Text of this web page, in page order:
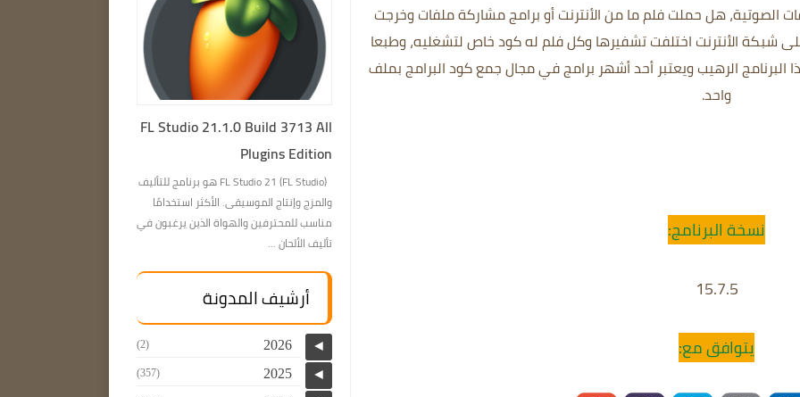
الصوتية، هل حملت فلم ما من الأنترنت أو برامج مشاركة ملفات وخرجت
شبكة الأنترنت اختلفت تشفيرها وكل فلم له كود خاص لتشغليه، وطبعا
الرهيب ويعتبر أحد أشهر برامج في مجال جمع كود البرامج بملف
واحد.
نسخة البرنامج:
15.7.5
يتوافق مع:
FL Studio 21.1.0 Build 3713 All
Plugins Edition
FL Studio 21 (FL Studio) هو برنامج للتأليف
والمزج وإنتاج الموسيقى. الأكثر استخدامًا
مناسب للمحترفين والهواة الذين يرغبون في
تأليف الألحان ...
أرشيف المدونة
◄
2026
(2)
◄
2025
(357)